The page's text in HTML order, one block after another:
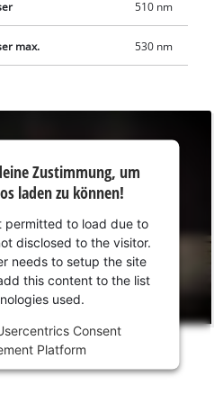
510 nm
max. 530 nm
Zustimmung, um
laden zu können!
permitted to load due to
disclosed to the visitor.
needs to setup the site
this content to the list
used.
Consent
Platform